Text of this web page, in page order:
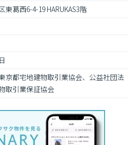
東葛西6-4-19 HARUKAS3階
京都宅地建物取引業協会、公益社団法
取引業保証協会